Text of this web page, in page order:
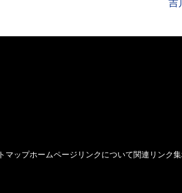
吉
マップホームページリンクについて関連リンク集